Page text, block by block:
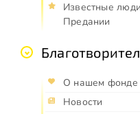
Известные
Предании
О нашем фонде
Новости